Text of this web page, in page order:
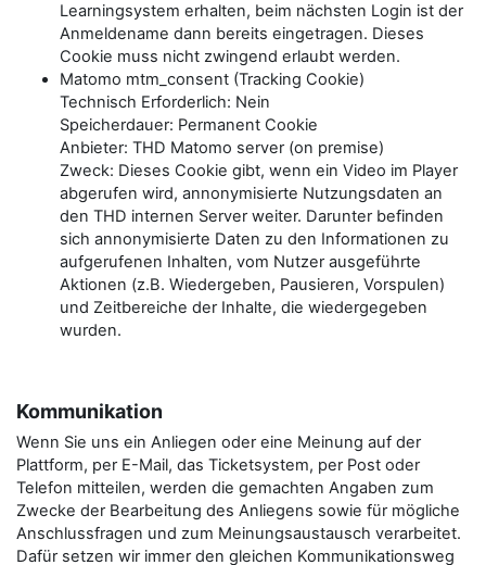
Learningsystem erhalten, beim nächsten Login ist der
Anmeldename dann bereits eingetragen. Dieses
Cookie muss nicht zwingend erlaubt werden.
Matomo mtm_consent (Tracking Cookie)
Technisch Erforderlich: Nein
Speicherdauer: Permanent Cookie
Anbieter: THD Matomo server (on premise)
Zweck: Dieses Cookie gibt, wenn ein Video im Player
abgerufen wird, annonymisierte Nutzungsdaten an
den THD internen Server weiter. Darunter befinden
sich annonymisierte Daten zu den Informationen zu
aufgerufenen Inhalten, vom Nutzer ausgeführte
Aktionen (z.B. Wiedergeben, Pausieren, Vorspulen)
und Zeitbereiche der Inhalte, die wiedergegeben
wurden.
Kommunikation
Wenn Sie uns ein Anliegen oder eine Meinung auf der
Plattform, per E-Mail, das Ticketsystem, per Post oder
Telefon mitteilen, werden die gemachten Angaben zum
Zwecke der Bearbeitung des Anliegens sowie für mögliche
Anschlussfragen und zum Meinungsaustausch verarbeitet.
Dafür setzen wir immer den gleichen Kommunikationsweg